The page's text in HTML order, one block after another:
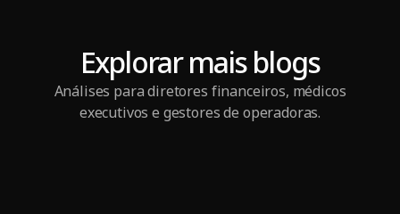
Explorar mais blogs
Análises para diretores financeiros, médicos
executivos e gestores de operadoras.